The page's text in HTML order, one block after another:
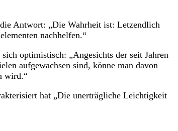
Antwort: „Die Wahrheit ist: Letzendlich
nachhelfen.“
optimistisch: „Angesichts der seit Jahren
aufgewachsen sind, könne man davon
wird.“
hat „Die unerträgliche Leichtigkeit